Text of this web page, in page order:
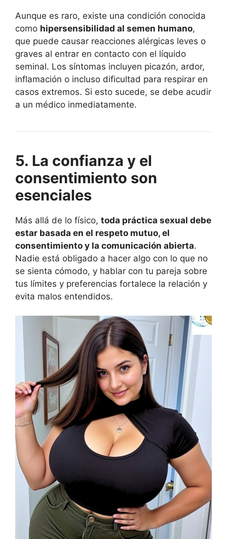
Aunque es raro, existe una condición conocida
como hipersensibilidad al semen humano,
que puede causar reacciones alérgicas leves o
graves al entrar en contacto con el líquido
seminal. Los síntomas incluyen picazón, ardor,
inflamación o incluso dificultad para respirar en
casos extremos. Si esto sucede, se debe acudir
a un médico inmediatamente.
5. La confianza y el
consentimiento son
esenciales
Más allá de lo físico, toda práctica sexual debe
estar basada en el respeto mutuo, el
consentimiento y la comunicación abierta.
Nadie está obligado a hacer algo con lo que no
se sienta cómodo, y hablar con tu pareja sobre
tus límites y preferencias fortalece la relación y
evita malos entendidos.